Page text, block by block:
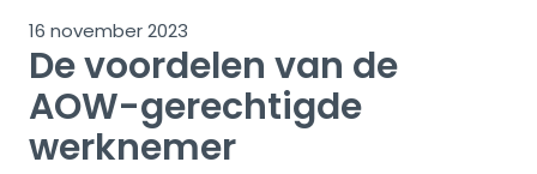
16 november 2023
De voordelen van de
AOW-gerechtigde
werknemer